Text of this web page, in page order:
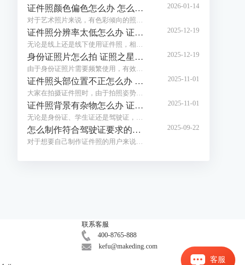
客服
证件照颜色偏色怎么办 怎么用证照之星软件校正照片色彩
对于艺术照片来说，有色彩倾向的照片别具风格，但对于证件照来说，色彩冷暖明显或照片发灰发暗，是无法满足标准证件照要求并投入使用的，需要给照片进行色彩校正。这篇文章就告诉大家证件照颜色偏色怎么办，怎么用证照之星软件校正照片色彩。
2026-01-14
证件照分辨率太低怎么办 证照之星软件怎么提高照片的分辨率
无论是线上还是线下使用证件照，相应的系统和平台对证件照的清晰度都有要求，分辨率低、照片模糊，这些都会影响证件照的审核通过率，若不想重拍，可借助专业软件提升分辨率。这篇文章就告诉大家证件照分辨率太低怎么办，证照之星软件怎么提高照片的分辨率。
2025-12-19
身份证照片怎么拍 证照之星软件如何制作身份证照片
由于身份证照片需要频繁使用，有效期也较长，大家都想拍摄一张好看的身份证照，但办证处拍摄的身份证照却总不尽如人意，那么怎么拍摄让自己满意的身份证照呢？这篇文章就告诉大家身份证照片怎么拍，证照之星软件如何制作身份证照片。
2025-12-19
证件照头部位置不正怎么办 证照之星怎么校正照片头部位置
大家在拍摄证件照时，由于拍照姿势调整不到位，总是有轻微的歪头和斜肩现象，影响证件照美观，后期处理也比较困难。那么当证件照头部位置不正时，该怎么正确调整呢？这篇文章就告诉大家证件照头部位置不正怎么办，证照之星怎么校正照片头部位置。
2025-11-01
证件照背景有杂物怎么办 证照之星软件如何智能去除背景杂物
无论是身份证、学生证还是驾驶证，都需要一张符合证件场景使用要求的证件照，制作标准证件照，离不开干净清晰的背景，当在家拍的证件照背景有太多杂物，达不到要求时，需要借助软件进行修改。这篇文章就告诉大家证件照背景有杂物怎么办，证照之星软件如何智能去除背景杂物。
2025-11-01
怎么制作符合驾驶证要求的照片 证照之星软件如何自动裁剪照片至驾驶证尺寸
对于想要自己制作证件照的用户来说，难点不在于技术，而在于拥有合适的工具，有了好的证件照拍摄工具与专业又简便的证件照制作软件，小白也能轻松制作证件照。这篇文章就告诉大家怎么制作符合驾驶证要求的照片，证照之星软件如何自动裁剪照片至驾驶证尺寸。
2025-09-22
联系客服
400-8765-888
kefu@makeding.com